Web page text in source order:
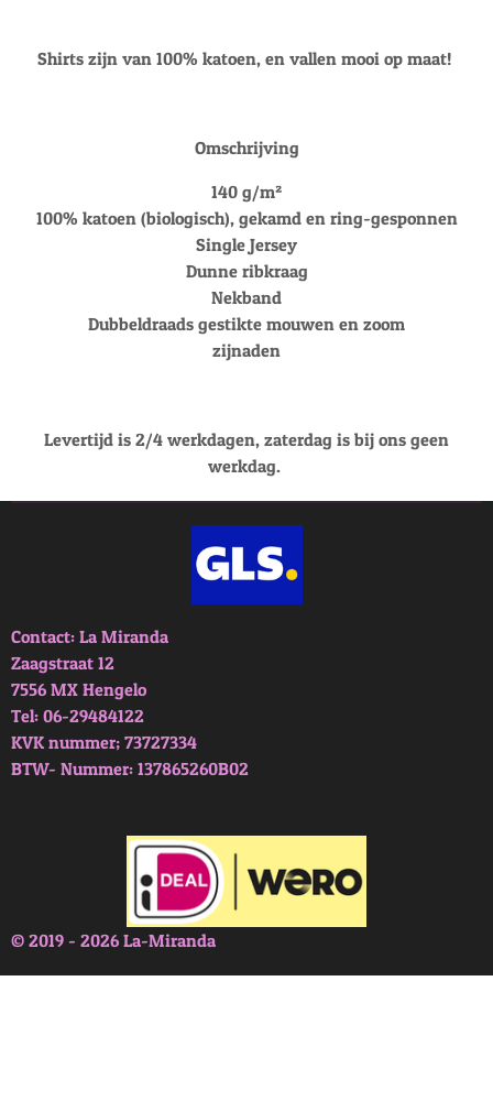
n
e
n
Shirts zijn van 100% katoen, en vallen mooi op maat!
Omschrijving
140 g/m²
100% katoen (biologisch), gekamd en ring-gesponnen
Single Jersey
Dunne ribkraag
Nekband
Dubbeldraads gestikte mouwen en zoom
zijnaden
Levertijd is 2/4 werkdagen, zaterdag is bij ons geen
werkdag.
Contact: La Miranda
Zaagstraat 12
7556 MX Hengelo
Tel: 06-29484122
KVK nummer; 73727334
BTW- Nummer: 137865260B02
© 2019 - 2026 La-Miranda